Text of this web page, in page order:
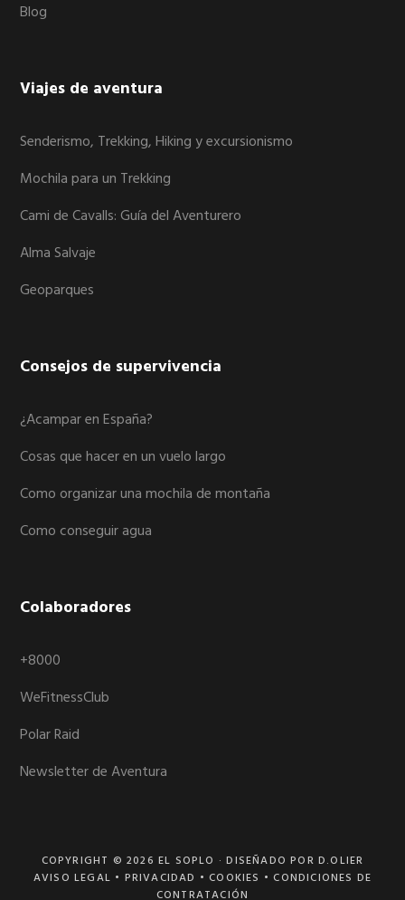
Blog
Viajes de aventura
Senderismo, Trekking, Hiking y excursionismo
Mochila para un Trekking
Cami de Cavalls: Guía del Aventurero
Alma Salvaje
Geoparques
Consejos de supervivencia
¿Acampar en España?
Cosas que hacer en un vuelo largo
Como organizar una mochila de montaña
Como conseguir agua
Colaboradores
+8000
WeFitnessClub
Polar Raid
Newsletter de Aventura
COPYRIGHT © 2026EL SOPLO · DISEÑADO POR D.OLIER
AVISO LEGAL • PRIVACIDAD •COOKIES •CONDICIONES DE
CONTRATACIÓN